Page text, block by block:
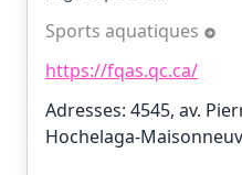
Sports aquatiques
https://fqas.qc.ca/
Adresses: 4545, av.
Hochelaga-